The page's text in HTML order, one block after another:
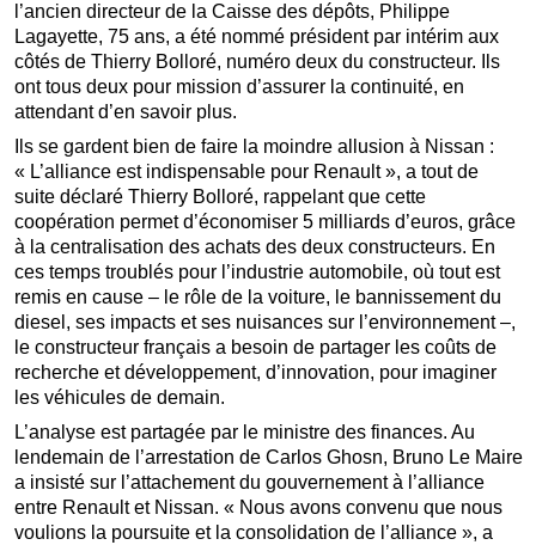
l’ancien directeur de la Caisse des dépôts, Philippe
Lagayette, 75 ans, a été nommé président par intérim aux
côtés de Thierry Bolloré, numéro deux du constructeur. Ils
ont tous deux pour mission d’assurer la continuité, en
attendant d’en savoir plus.
Ils se gardent bien de faire la moindre allusion à Nissan :
« L’alliance est indispensable pour Renault », a tout de
suite déclaré Thierry Bolloré, rappelant que cette
coopération permet d’économiser 5 milliards d’euros, grâce
à la centralisation des achats des deux constructeurs. En
ces temps troublés pour l’industrie automobile, où tout est
remis en cause – le rôle de la voiture, le bannissement du
diesel, ses impacts et ses nuisances sur l’environnement –,
le constructeur français a besoin de partager les coûts de
recherche et développement, d’innovation, pour imaginer
les véhicules de demain.
L’analyse est partagée par le ministre des finances. Au
lendemain de l’arrestation de Carlos Ghosn, Bruno Le Maire
a insisté sur l’attachement du gouvernement à l’alliance
entre Renault et Nissan. « Nous avons convenu que nous
voulions la poursuite et la consolidation de l’alliance », a